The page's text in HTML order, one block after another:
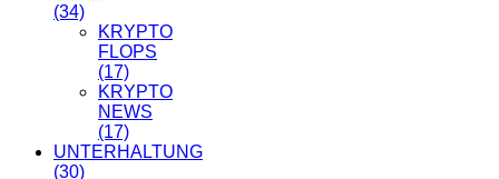
(34)
KRYPTO
FLOPS
(17)
KRYPTO
NEWS
(17)
UNTERHALTUNG
(30)